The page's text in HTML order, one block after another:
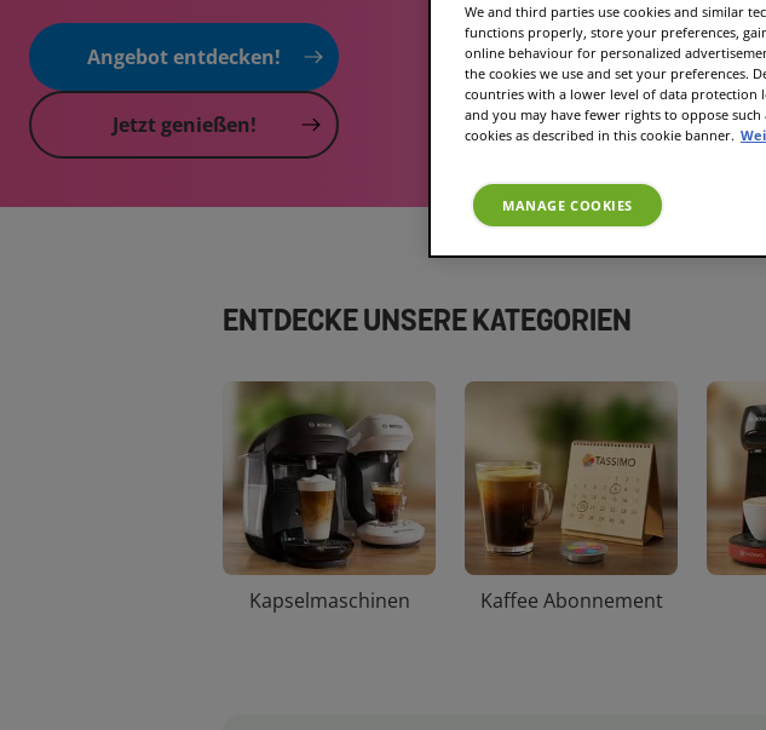
Angebot entdecken!
Jetzt genießen!
ENTDECKE UNSERE KATEGORIEN
Kapselmaschinen Kaffee Abonnement
We and third parties use cookies and similar
functions properly, store your preferences,
online behaviour for personalized
the cookies we use and set your preferences.
countries with a lower level of data protection
and you may have fewer rights to oppose such
cookies as described in this cookie banner.
MANAGE COOKIES